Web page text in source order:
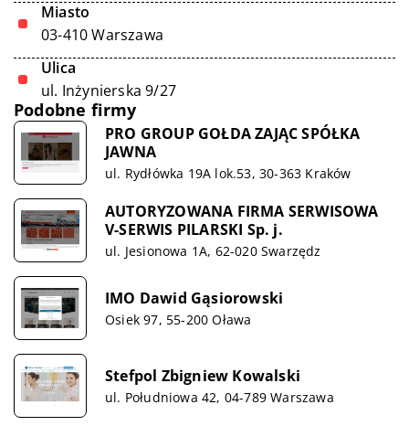
Miasto
03-410 Warszawa
Ulica
ul. Inżynierska 9/27
Podobne firmy
PRO GROUP GOŁDA ZAJĄC SPÓŁKA
JAWNA
ul. Rydłówka 19A lok.53, 30-363 Kraków
AUTORYZOWANA FIRMA SERWISOWA
V-SERWIS PILARSKI Sp. j.
ul. Jesionowa 1A, 62-020 Swarzędz
IMO Dawid Gąsiorowski
Osiek 97, 55-200 Oława
Stefpol Zbigniew Kowalski
ul. Południowa 42, 04-789 Warszawa